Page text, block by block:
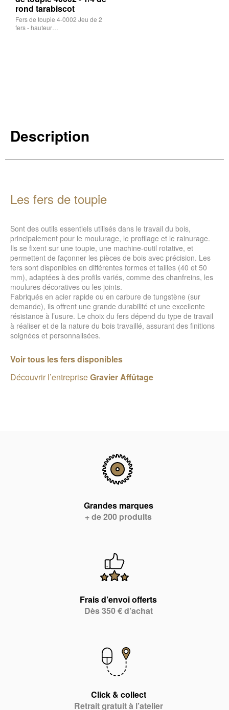
rond tarabiscot
Fers de toupie 4-0002 Jeu de 2
fers - hauteur…
Description
Les fers de toupie
Sont des outils essentiels utilisés dans le travail du bois,
principalement pour le moulurage, le profilage et le rainurage.
Ils se fixent sur une toupie, une machine-outil rotative, et
permettent de façonner les pièces de bois avec précision. Les
fers sont disponibles en différentes formes et tailles (40 et 50
mm), adaptées à des profils variés, comme des chanfreins, les
moulures décoratives ou les joints.
Fabriqués en acier rapide ou en carbure de tungstène (sur
demande), ils offrent une grande durabilité et une excellente
résistance à l’usure. Le choix du fers dépend du type de travail
à réaliser et de la nature du bois travaillé, assurant des finitions
soignées et personnalisées.
Voir tous les fers disponibles
Découvrir l’entrepriseGravier Affûtage
Grandes marques
+ de 200 produits
Frais d’envoi offerts
Dès 350 € d’achat
Click & collect
Retrait gratuit à l’atelier